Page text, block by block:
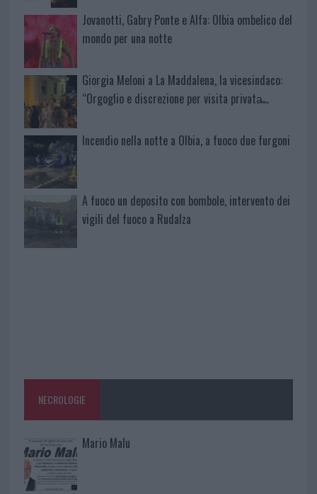
Jovanotti, Gabry Ponte e Alfa: Olbia ombelico del
mondo per una notte
Giorgia Meloni a La Maddalena, la vicesindaco:
“Orgoglio e discrezione per visita privata̶…
Incendio nella notte a Olbia, a fuoco due furgoni
A fuoco un deposito con bombole, intervento dei
vigili del fuoco a Rudalza
NECROLOGIE
Mario Malu